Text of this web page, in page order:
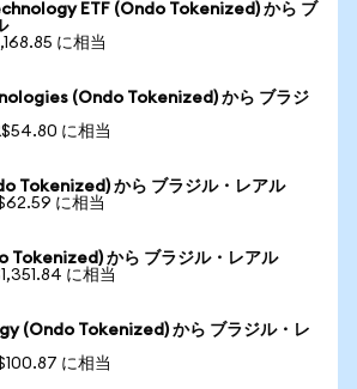
ETF (Ondo Tokenized) から ブ
に相当
(Ondo Tokenized) から ブラジ
に相当
Tokenized) から ブラジル・レアル
に相当
Tokenized) から ブラジル・レアル
に相当
(Ondo Tokenized) から ブラジル・レ
に相当